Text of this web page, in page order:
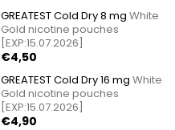
GREATEST Cold Dry 8 mg White
Gold nicotine pouches
[EXP:15.07.2026]
€4,50
GREATEST Cold Dry 16 mg White
Gold nicotine pouches
[EXP:15.07.2026]
€4,90